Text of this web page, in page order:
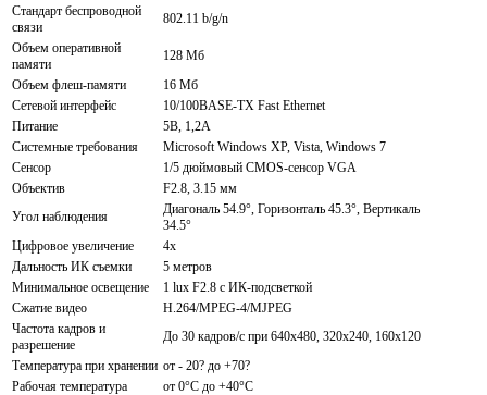
Стандарт беспроводной
связи
802.11 b/g/n
Объем оперативной
памяти
128 Mб
Объем флеш-памяти
16 Мб
Сетевой интерфейс
10/100BASE-TX Fast Ethernet
Питание
5В, 1,2А
Системные требования
Microsoft Windows XP, Vista, Windows 7
Сенсор
1/5 дюймовый CMOS-сенсор VGA
Объектив
F2.8, 3.15 мм
Угол наблюдения
Диагональ 54.9°, Горизонталь 45.3°, Вертикаль
34.5°
Цифровое увеличение
4x
Дальность ИК съемки
5 метров
Минимальное освещение
1 lux F2.8 с ИК-подсветкой
Сжатие видео
H.264/MPEG-4/MJPEG
Частота кадров и
разрешение
До 30 кадров/с при 640x480, 320x240, 160x120
Температура при хранении от - 20? до +70?
Рабочая температура
от 0°C до +40°C